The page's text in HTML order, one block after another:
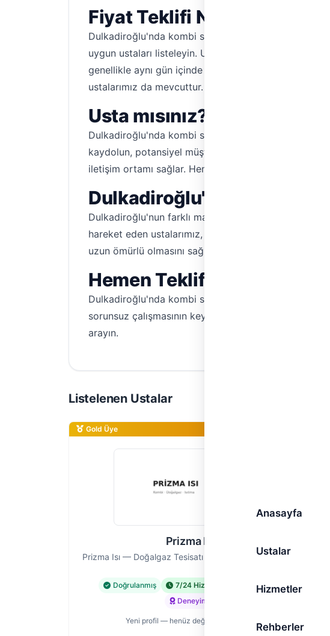
Anasayfa
Ustalar
Hizmetler
Rehberler
Fiyat Teklifi Nasıl Alırım?
Dulkadiroğlu'nda kombi servisi için fiyat teklifi
uygun ustaları listeleyin. Ustalara doğrudan mesaj
genellikle aynı gün içinde veya en kısa sürede
ustalarımız da mevcuttur.
Usta mısınız? Hemen
Dulkadiroğlu'nda kombi servisi, kombi bakımı,
kaydolun, potansiyel müşterilere ulaşın ve işinizi
iletişim ortamı sağlar. Hemen kaydolmak için
Dulkadiroğlu'na Özel
Dulkadiroğlu'nun farklı mahallelerinde yaşayan tüm
hareket eden ustalarımız, bölgenin iklim koşullarına
uzun ömürlü olmasını sağlarız. Dulkadiroğlu'nda
Hemen Teklif Alın,
Dulkadiroğlu'nda kombi servisi arayışınız sona
sorunsuz çalışmasının keyfini çıkarın. Teklif
arayın.
Listelenen Ustalar
Gold Üye
Prizma Isı
Prizma Isı — Doğalgaz Tesisatı Ustası, Kahramanmaraş
Doğrulanmış 7/24 Hizmet
Acil Hizmet
Deneyimli
Yeni profil — henüz değerlendirme yok